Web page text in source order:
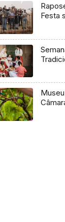
Festa